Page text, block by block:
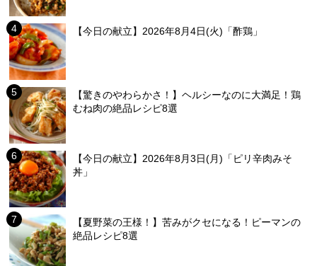
【今日の献立】2026年8月4日(火)「酢鶏」
【驚きのやわらかさ！】ヘルシーなのに大満足！鶏
むね肉の絶品レシピ8選
【今日の献立】2026年8月3日(月)「ピリ辛肉みそ
丼」
【夏野菜の王様！】苦みがクセになる！ピーマンの
絶品レシピ8選